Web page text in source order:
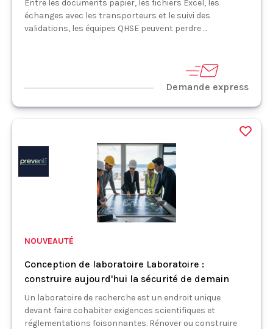
Entre les documents papier, les fichiers Excel, les
échanges avec les transporteurs et le suivi des
validations, les équipes QHSE peuvent perdre ...
Demande express
NOUVEAUTÉ
Conception de laboratoire Laboratoire :
construire aujourd'hui la sécurité de demain
Un laboratoire de recherche est un endroit unique
devant faire cohabiter exigences scientifiques et
réglementations foisonnantes. Rénover ou construire